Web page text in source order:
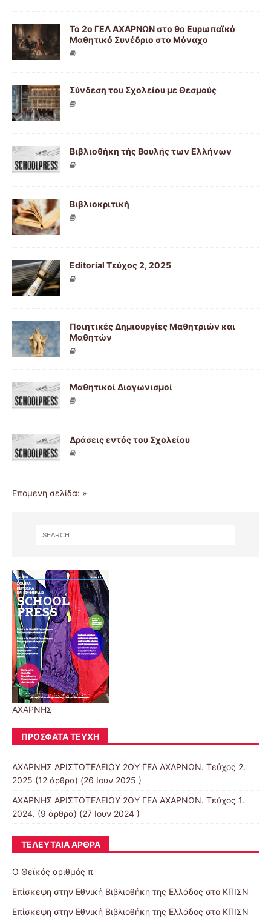
To 2ο ΓΕΛ ΑΧΑΡΝΩΝ στο 9ο Ευρωπαϊκό
Μαθητικό Συνέδριο στο Μόναχο
Σύνδεση του Σχολείου με Θεσμούς
Βιβλιοθήκη τής Βουλής των Ελλήνων
Βιβλιοκριτική
Editorial Τεύχος 2, 2025
Ποιητικές Δημιουργίες Μαθητριών και
Μαθητών
Μαθητικοί Διαγωνισμοί
Δράσεις εντός του Σχολείου
Επόμενη σελίδα: »
ΑΧΑΡΝΗΣ
ΠΡΌΣΦΑΤΑ ΤΕΎΧΗ
ΑΧΑΡΝΗΣ ΑΡΙΣΤΟΤΕΛΕΙΟΥ 2ΟΥ ΓΕΛ ΑΧΑΡΝΩΝ. Τεύχος 2.
2025 (12 άρθρα) (26 Ιουν 2025 )
ΑΧΑΡΝΗΣ ΑΡΙΣΤΟΤΕΛΕΙΟΥ 2ΟΥ ΓΕΛ ΑΧΑΡΝΩΝ. Τεύχος 1.
2024. (9 άρθρα) (27 Ιουν 2024 )
ΤΕΛΕΥΤΑΊΑ ΆΡΘΡΑ
Ο Θεϊκός αριθμός π
Επίσκεψη στην Εθνική Βιβλιοθήκη της Ελλάδος στο ΚΠΙΣΝ
Επίσκεψη στην Εθνική Βιβλιοθήκη της Ελλάδος στο ΚΠΙΣΝ